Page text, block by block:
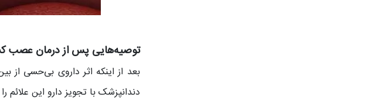
توصیه‌هایی پس از درمان عصب
بعد از اینکه اثر داروی بی‌حسی از
دندانپزشک با تجویز دارو این علائم